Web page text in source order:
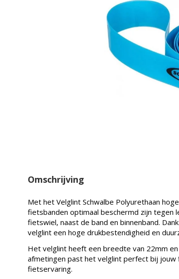
Omschrijving
Met het Velglint Schwalbe Polyurethaan
fietsbanden optimaal beschermd zijn tegen
fietswiel, naast de band en binnenband.
velglint een hoge drukbestendigheid en
Het velglint heeft een breedte van 22mm
afmetingen past het velglint perfect bij
fietservaring.